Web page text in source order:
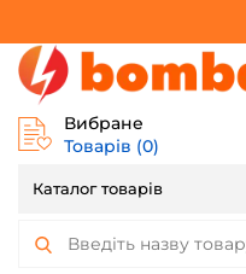
Вибране
Товарів (0)
Каталог товарів